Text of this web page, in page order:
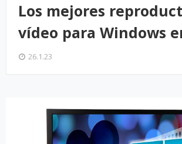
Los mejores
vídeo para Windows
26.1.23